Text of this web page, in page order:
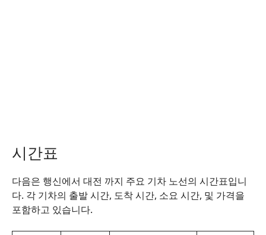
시간표
다음은 행신에서 대전 까지 주요 기차 노선의 시간표입니
다. 각 기차의 출발 시간, 도착 시간, 소요 시간, 및 가격을
포함하고 있습니다.